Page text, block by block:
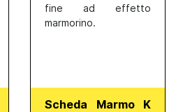
fine ad effetto
marmorino.
Scheda Marmo K